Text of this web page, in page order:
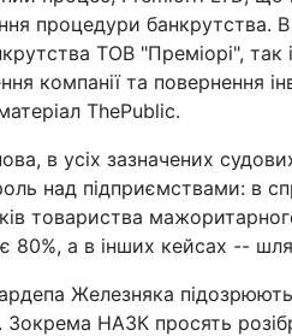
процедури банкрутства.
ТОВ "Преміорі",
компанії та повернення
ThePublic.
в усіх зазначених
над підприємствами: в
товариства
80%, а в інших кейсах --
Железняка
НАЗК просять